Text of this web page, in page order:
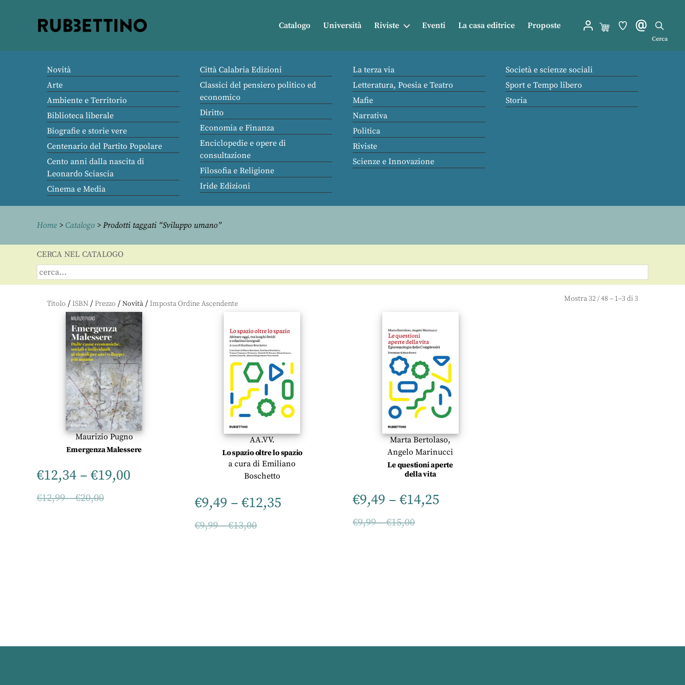
Catalogo Università Riviste Eventi La casa editrice Proposte
Cerca
Novità
Arte
Ambiente e Territorio
Biblioteca liberale
Biografie e storie vere
Centenario del Partito Popolare
Cento anni dalla nascita di
Leonardo Sciascia
Cinema e Media
Città Calabria Edizioni
Classici del pensiero politico ed
economico
Diritto
Economia e Finanza
Enciclopedie e opere di
consultazione
Filosofia e Religione
Iride Edizioni
La terza via
Letteratura, Poesia e Teatro
Mafie
Narrativa
Politica
Riviste
Scienze e Innovazione
Società e scienze sociali
Sport e Tempo libero
Storia
Home > Catalogo > Prodotti taggati “Sviluppo umano”
CERCA NEL CATALOGO
Titolo / ISBN / Prezzo / Novità / Mostra32/48– 1–3 di 3
Maurizio Pugno
Emergenza Malessere
€12,34 – €19,00
€12,99–€20,00
AA.VV.
Lo spazio oltre lo spazio
a cura diEmiliano
Boschetto
€9,49 –€12,35
€9,99–€13,00
Marta Bertolaso,
Angelo Marinucci
Le questioni aperte
della vita
€9,49 –€14,25
€9,99–€15,00